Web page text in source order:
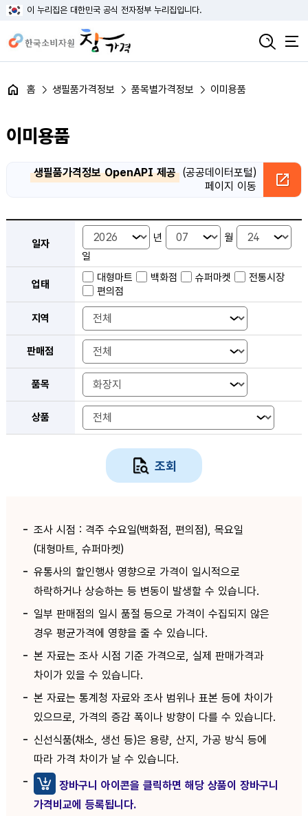
이 누리집은 대한민국 공식 전자정부 누리집입니다.
홈 생필품가격정보 품목별가격정보 이미용품
이미용품
생필품가격정보 OpenAPI 제공 (공공데이터포털)
페이지 이동
일자 년
월
일
업태
대형마트 백화점 슈퍼마켓
전통시장
편의점
지역
판매점
품목
상품
조회
조사 시점 : 격주 수요일(백화점, 편의점), 목요일
(대형마트, 슈퍼마켓)
유통사의 할인행사 영향으로 가격이 일시적으로
하락하거나 상승하는 등 변동이 발생할 수 있습니다.
일부 판매점의 일시 품절 등으로 가격이 수집되지 않은
경우 평균가격에 영향을 줄 수 있습니다.
본 자료는 조사 시점 기준 가격으로, 실제 판매가격과
차이가 있을 수 있습니다.
본 자료는 통계청 자료와 조사 범위나 표본 등에 차이가
있으므로, 가격의 증감 폭이나 방향이 다를 수 있습니다.
신선식품(채소, 생선 등)은 용량, 산지, 가공 방식 등에
따라 가격 차이가 날 수 있습니다.
장바구니 아이콘을 클릭하면 해당 상품이 장바구니
가격비교에 등록됩니다.